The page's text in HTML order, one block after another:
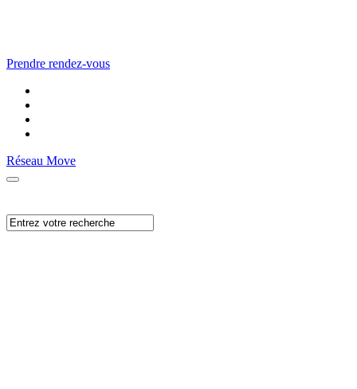
Prendre rendez-vous
Réseau Move